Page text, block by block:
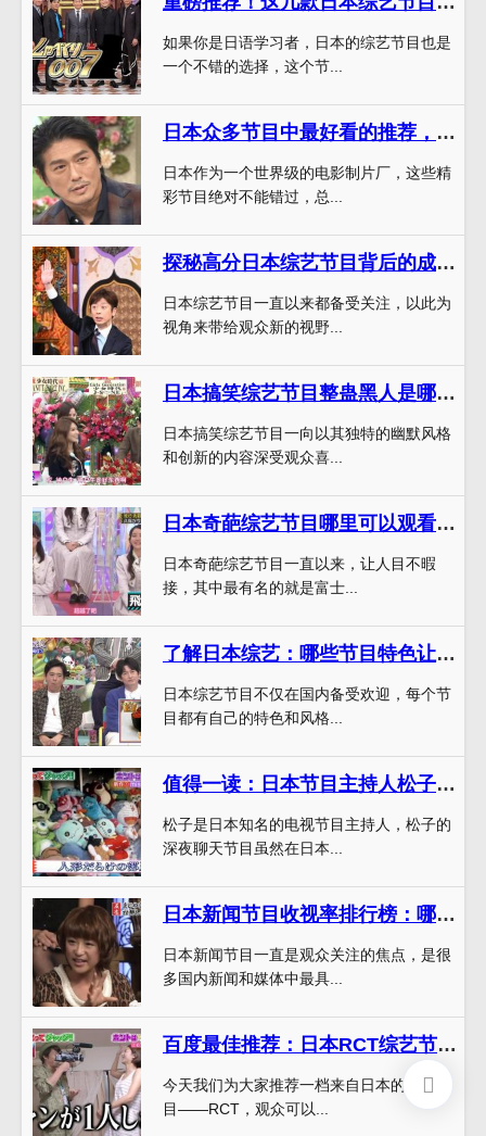
如果你是日语学习者，日本的综艺节目也是
一个不错的选择，这个节...
日本众多节目中最好看的推荐，这些精彩节目视频你一定不能错过
日本作为一个世界级的电影制片厂，这些精
彩节目绝对不能错过，总...
探秘高分日本综艺节目背后的成功因素
日本综艺节目一直以来都备受关注，以此为
视角来带给观众新的视野...
日本搞笑综艺节目整蛊黑人是哪一期，这些搞笑场景竟然被禁播了？
日本搞笑综艺节目一向以其独特的幽默风格
和创新的内容深受观众喜...
日本奇葩综艺节目哪里可以观看？惊险刺激的极限挑战
日本奇葩综艺节目一直以来，让人目不暇
接，其中最有名的就是富士...
了解日本综艺：哪些节目特色让人回味无穷？
日本综艺节目不仅在国内备受欢迎，每个节
目都有自己的特色和风格...
值得一读：日本节目主持人松子深夜聊天阵地
松子是日本知名的电视节目主持人，松子的
深夜聊天节目虽然在日本...
日本新闻节目收视率排行榜：哪些节目被观众最青睐？
日本新闻节目一直是观众关注的焦点，是很
多国内新闻和媒体中最具...
百度最佳推荐：日本RCT综艺节目在线观看，健康娱乐交友好选择
今天我们为大家推荐一档来自日本的综艺节
目——RCT，观众可以...